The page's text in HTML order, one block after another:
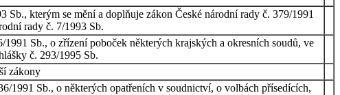
kterým se mění a doplňuje zákon České národní rady č. 379/1991
rady č. 7/1993 Sb.
Sb., o zřízení poboček některých krajských a okresních soudů, ve
č. 293/1995 Sb.
zákony
1991 Sb., o některých opatřeních v soudnictví, o volbách přísedících,